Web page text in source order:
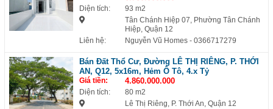
Diện tích:
93 m2
Tân Chánh Hiệp 07, Phường Tân Chánh
Hiệp, Quận 12
Liên hệ:
Nguyễn Vũ Homes - 0366717279
Bán Đất Thổ Cư, Đường LÊ THỊ RIÊNG, P. THỚI
AN, Q12, 5x16m, Hẻm Ô Tô, 4.x Tỷ
Giá tiền: 4.860.000.000
Diện tích:
80 m2
Lê Thị Riêng, P. Thới An, Quận 12